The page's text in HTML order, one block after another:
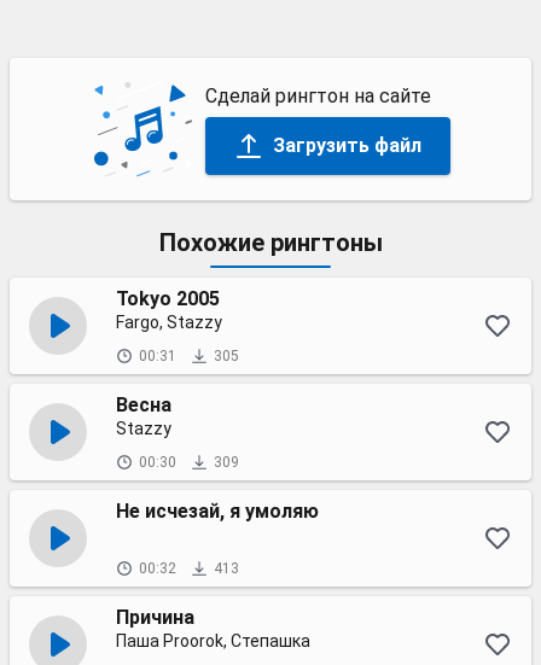
Сделай рингтон на сайте
Загрузить файл
Похожие рингтоны
Tokyo 2005
Fargo, Stazzy
00:31 305
Весна
Stazzy
00:30 309
Не исчезай, я умоляю
00:32 413
Причина
Паша Proorok, Степашка